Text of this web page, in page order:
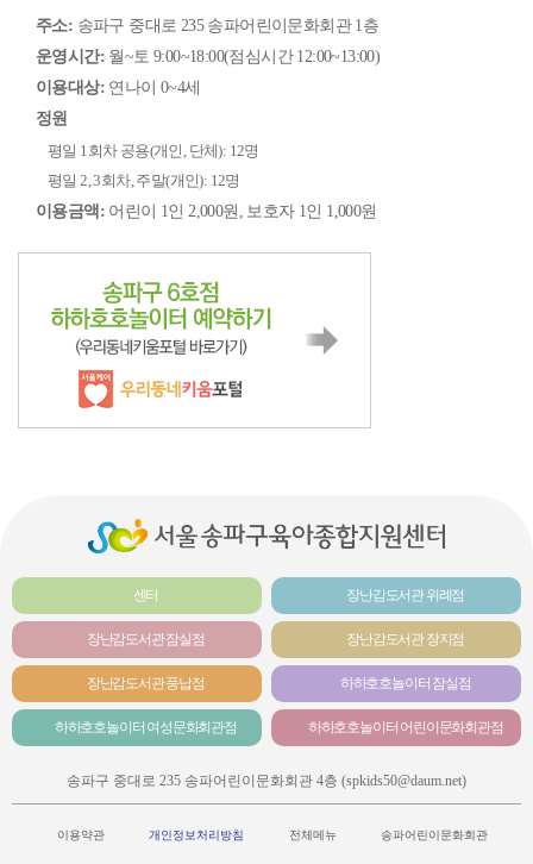
주소: 송파구 중대로 235 송파어린이문화회관 1층
운영시간: 월~토 9:00~18:00(점심시간 12:00~13:00)
이용대상: 연나이 0~4세
정원
평일 1회차 공용(개인, 단체): 12명
평일 2, 3회차, 주말(개인): 12명
이용금액: 어린이 1인 2,000원, 보호자 1인 1,000원
센터 장난감도서관 위례점
장난감도서관 잠실점 장난감도서관 장지점
장난감도서관 풍납점 하하호호놀이터 잠실점
하하호호놀이터 여성문화회관점 하하호호놀이터 어린이문화회관점
송파구 중대로 235 송파어린이문화회관 4층 (spkids50@daum.net)
이용약관 개인정보처리방침 전체메뉴 송파어린이문화회관